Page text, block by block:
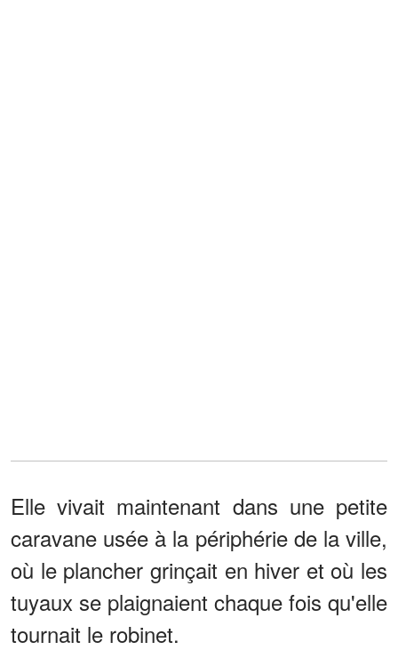
Elle vivait maintenant dans une petite
caravane usée à la périphérie de la ville,
où le plancher grinçait en hiver et où les
tuyaux se plaignaient chaque fois qu'elle
tournait le robinet.